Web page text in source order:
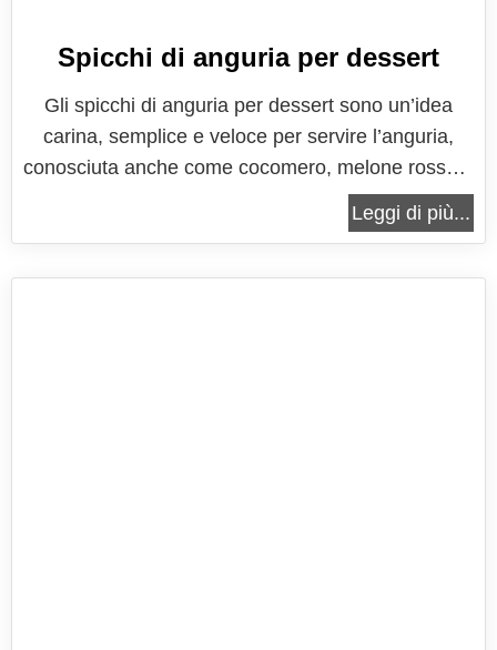
Spicchi di anguria per dessert
Gli spicchi di anguria per dessert sono un’idea
carina, semplice e veloce per servire l’anguria,
conosciuta anche come cocomero, melone rosso o
melone d'acqua (o mellone, come direbbero i
siciliani), il frutto più rinfrescante, rigenerante e
Leggi di più...